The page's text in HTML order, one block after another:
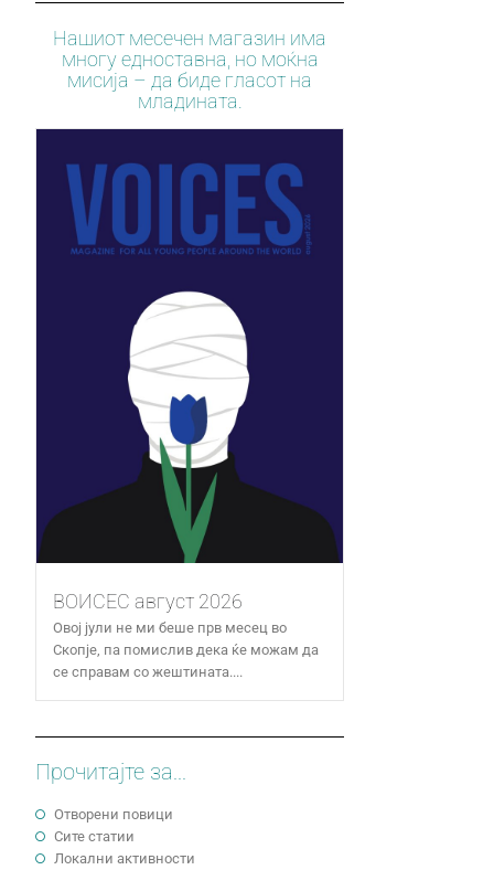
Нашиот месечен магазин има
многу едноставна, но моќна
мисија – да биде гласот на
младината.
ВОИСЕС август 2026
Овој јули не ми беше прв месец во
Скопје, па помислив дека ќе можам да
се справам со жештината....
Прочитајте за...
Отворени повици
Сите статии
Локални активности